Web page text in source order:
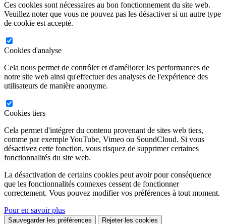
Ces cookies sont nécessaires au bon fonctionnement du site web.
Veuillez noter que vous ne pouvez pas les désactiver si un autre type
de cookie est accepté.
Cookies d'analyse
Cela nous permet de contrôler et d'améliorer les performances de
notre site web ainsi qu'effectuer des analyses de l'expérience des
utilisateurs de manière anonyme.
Cookies tiers
Cela permet d'intégrer du contenu provenant de sites web tiers,
comme par exemple YouTube, Vimeo ou SoundCloud. Si vous
désactivez cette fonction, vous risquez de supprimer certaines
fonctionnalités du site web.
La désactivation de certains cookies peut avoir pour conséquence
que les fonctionnalités connexes cessent de fonctionner
correctement. Vous pouvez modifier vos préférences à tout moment.
Pour en savoir plus
Sauvegarder les préférences Rejeter les cookies